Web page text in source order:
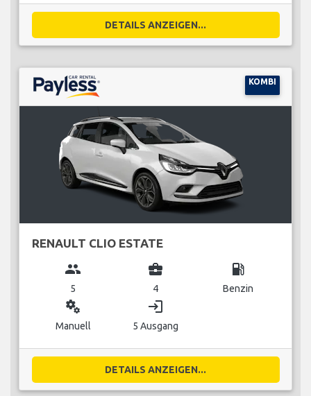
DETAILS ANZEIGEN...
KOMBI
RENAULT CLIO ESTATE
group
5
business_center
4
local_gas_station
Benzin
miscellaneous_services
Manuell
login
5 Ausgang
DETAILS ANZEIGEN...